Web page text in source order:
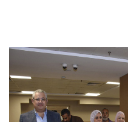
الأنظمة الذكية
الإعلام